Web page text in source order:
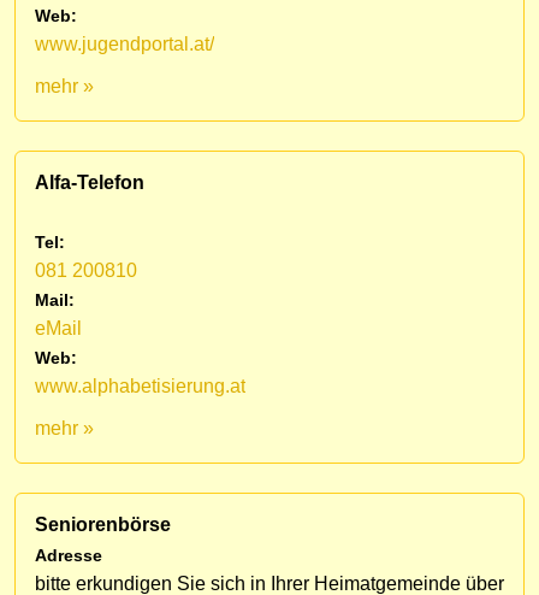
Web:
www.jugendportal.at/
mehr »
Alfa-Telefon
Tel:
081 200810
Mail:
eMail
Web:
www.alphabetisierung.at
mehr »
Seniorenbörse
Adresse
bitte erkundigen Sie sich in Ihrer Heimatgemeinde über